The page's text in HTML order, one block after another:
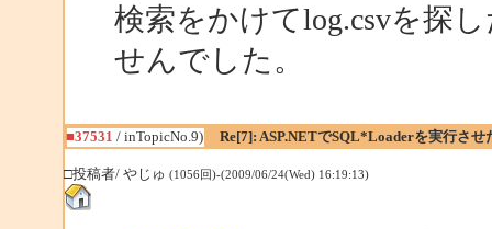
検索をかけてlog.csvを探
せんでした。
■37531 / inTopicNo.9) Re[7]: ASP.NETでSQL*Loaderを実行させ
□投稿者/ やじゅ(1056回)-(2009/06/24(Wed) 16:19:13)